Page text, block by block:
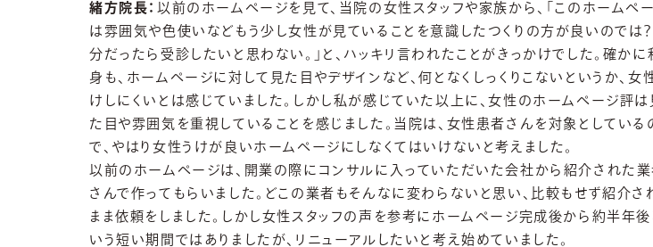
緒方院長： 以前のホームページを見て、当院の女性スタッフや家族から、「このホームペ
は雰囲気や色使いなどもう少し女性が見ていることを意識したつくりの方が良いのでは？
分だったら受診したいと思わない。」と、ハッキリ言われたことがきっかけでした。確かに
身も、ホームページに対して見た目やデザインなど、何となくしっくりこないというか、女
けしにくいとは感じていました。しかし私が感じていた以上に、女性のホームページ評は
た目や雰囲気を重視していることを感じました。当院は、女性患者さんを対象としている
で、やはり女性うけが良いホームページにしなくてはいけないと考えました。
以前のホームページは、開業の際にコンサルに入っていただいた会社から紹介された業
さんで作ってもらいました。どこの業者もそんなに変わらないと思い、比較もせず紹介さ
まま依頼をしました。しかし女性スタッフの声を参考にホームページ完成後から約半年後
いう短い期間ではありましたが、リニューアルしたいと考え始めていました。